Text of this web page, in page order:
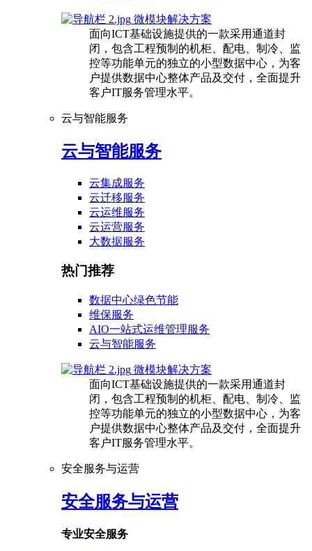
微模块解决方案
面向ICT基础设施提供的一款采用通道封
闭，包含工程预制的机柜、配电、制冷、监
控等功能单元的独立的小型数据中心，为客
户提供数据中心整体产品及交付，全面提升
客户IT服务管理水平。
云与智能服务
云与智能服务
云集成服务
云迁移服务
云运维服务
云运营服务
大数据服务
热门推荐
数据中心绿色节能
维保服务
AIO一站式运维管理服务
云与智能服务
微模块解决方案
面向ICT基础设施提供的一款采用通道封
闭，包含工程预制的机柜、配电、制冷、监
控等功能单元的独立的小型数据中心，为客
户提供数据中心整体产品及交付，全面提升
客户IT服务管理水平。
安全服务与运营
安全服务与运营
专业安全服务